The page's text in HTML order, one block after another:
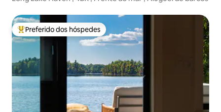
Entre os melhores preferidos dos hóspedes
Preferido dos hóspedes